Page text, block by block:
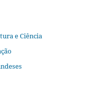
e Ciência